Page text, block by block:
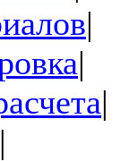
|
|
|
|